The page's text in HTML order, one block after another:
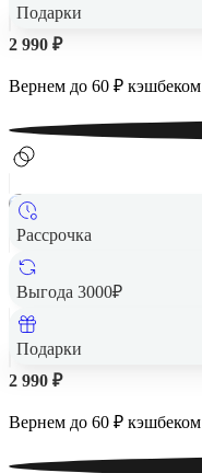
Подарки
2 990 ₽
Вернем до 60 ₽ кэшбеком
Рассрочка
Выгода 3000₽
Подарки
2 990 ₽
Вернем до 60 ₽ кэшбеком